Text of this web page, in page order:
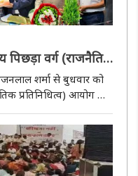
पिछड़ा वर्ग (राजनैतिक
शर्मा से बुधवार को
प्रतिनिधित्व) आयोग के
2026 का प्रतिवेदन..